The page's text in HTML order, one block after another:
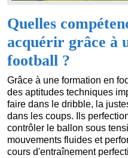
Quelles
acquérir grâce à
football ?
Grâce à une formation en
des aptitudes techniques
faire dans le dribble, la
dans les coups. Ils
contrôler le ballon sous
mouvements fluides et
cours d'entraînement